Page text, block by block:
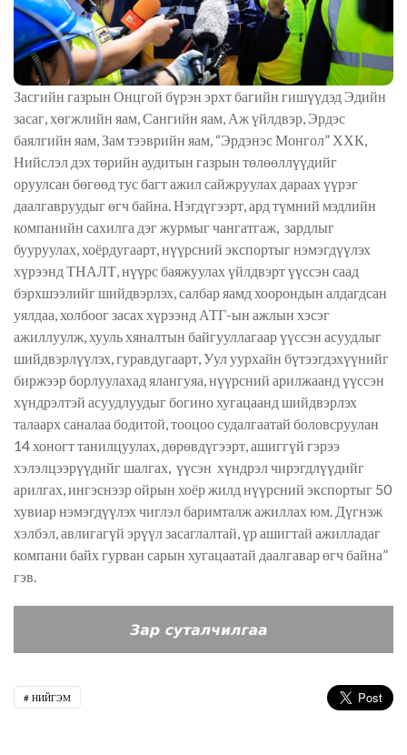
Засгийн газрын Онцгой бүрэн эрхт багийн гишүүдэд Эдийн
засаг, хөгжлийн яам, Сангийн яам, Аж үйлдвэр, Эрдэс
баялгийн яам, Зам тээврийн яам, “Эрдэнэс Монгол” ХХК,
Нийслэл дэх төрийн аудитын газрын төлөөллүүдийг
оруулсан бөгөөд тус багт ажил сайжруулах дараах үүрэг
даалгавруудыг өгч байна. Нэгдүгээрт, ард түмний мэдлийн
компанийн сахилга дэг журмыг чангатгаж, зардлыг
бууруулах, хоёрдугаарт, нүүрсний экспортыг нэмэгдүүлэх
хүрээнд ТНАЛТ, нүүрс баяжуулах үйлдвэрт үүссэн саад
бэрхшээлийг шийдвэрлэх, салбар яамд хоорондын алдагдсан
уялдаа, холбоог засах хүрээнд АТГ-ын ажлын хэсэг
ажиллуулж, хууль хяналтын байгууллагаар үүссэн асуудлыг
шийдвэрлүүлэх, гуравдугаарт, Уул уурхайн бүтээгдэхүүнийг
биржээр борлуулахад ялангуяа, нүүрсний арилжаанд үүссэн
хүндрэлтэй асуудлуудыг богино хугацаанд шийдвэрлэх
талаарх саналаа бодитой, тооцоо судалгаатай боловсруулан
14 хоногт танилцуулах, дөрөвдүгээрт, ашиггүй гэрээ
хэлэлцээрүүдийг шалгах, үүсэн хүндрэл чирэгдлүүдийг
арилгах, ингэснээр ойрын хоёр жилд нүүрсний экспортыг 50
хувиар нэмэгдүүлэх чиглэл баримталж ажиллах юм. Дүгнэж
хэлбэл, авлигагүй эрүүл засаглалтай, үр ашигтай ажилладаг
компани байх гурван сарын хугацаатай даалгавар өгч байна”
гэв.
НИЙГЭМ